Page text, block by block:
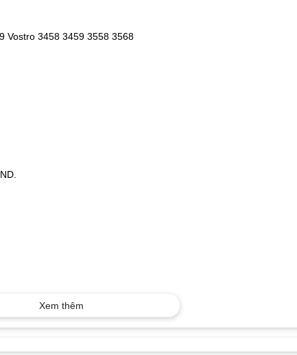
Vostro 3458 3459 3558 3568
Xem thêm